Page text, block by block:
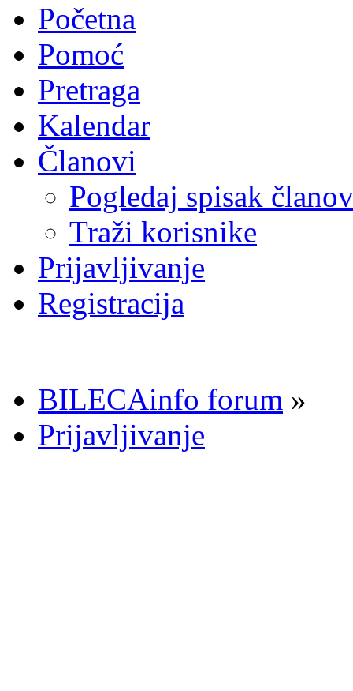
Početna
Pomoć
Pretraga
Kalendar
Članovi
Pogledaj spisak
Traži korisnike
Prijavljivanje
Registracija
BILECAinfo forum »
Prijavljivanje